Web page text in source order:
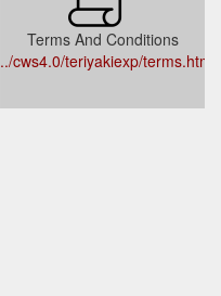
Terms And Conditions
../cws4.0/teriyakiexp/terms.html